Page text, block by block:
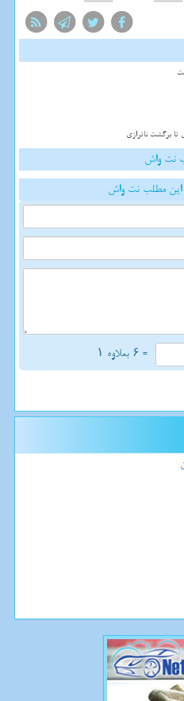
نت واش
این مطلب نت واش
= ۶ بعلاوه ۱